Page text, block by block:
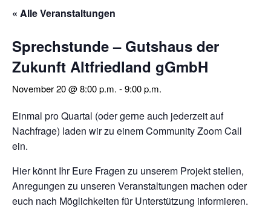
« Alle Veranstaltungen
Sprechstunde – Gutshaus der
Zukunft Altfriedland gGmbH
November 20 @ 8:00 p.m. -9:00 p.m.
Einmal pro Quartal (oder gerne auch jederzeit auf
Nachfrage) laden wir zu einem Community Zoom Call
ein.
Hier könnt Ihr Eure Fragen zu unserem Projekt stellen,
Anregungen zu unseren Veranstaltungen machen oder
euch nach Möglichkeiten für Unterstützung informieren.